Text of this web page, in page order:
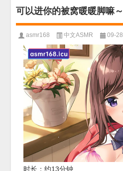
可以进你的被窝暖暖脚嘛～
asmr168 中文ASMR 09-28
时长：约13分钟